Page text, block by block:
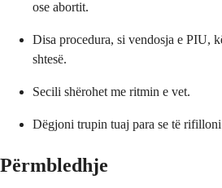
ose abortit.
Disa procedura, si vendosja e PIU,
shtesë.
Secili shërohet me ritmin e vet.
Dëgjoni trupin tuaj para se të
Përmbledhje